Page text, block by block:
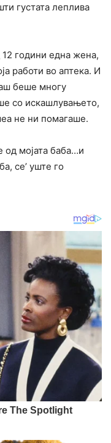
густата леплива
години една жена,
работи во аптека. И
беше многу
со искашлувањето,
не ни помагаше.
од мојата баба…и
се’ уште го